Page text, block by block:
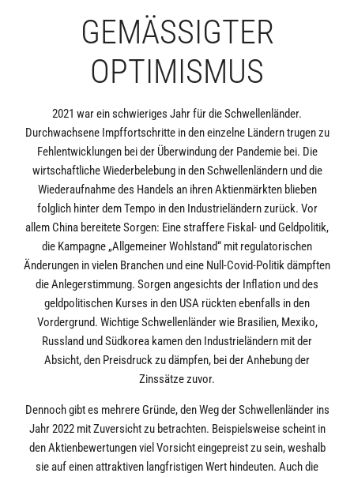
GEMÄSSIGTER O
PTIMISMUS
2021 war ein schwieriges Jahr für die Schwellenländer.
Durchwachsene Impffortschritte in den einzelne Ländern trugen zu
Fehlentwicklungen bei der Überwindung der Pandemie bei. Die
wirtschaftliche Wiederbelebung in den Schwellenländern und die
Wiederaufnahme des Handels an ihren Aktienmärkten blieben
folglich hinter dem Tempo in den Industrieländern zurück. Vor
allem China bereitete Sorgen: Eine straffere Fiskal- und Geldpolitik,
die Kampagne „Allgemeiner Wohlstand“ mit regulatorischen
Änderungen in vielen Branchen und eine Null-Covid-Politik dämpften
die Anlegerstimmung. Sorgen angesichts der Inflation und des
geldpolitischen Kurses in den USA rückten ebenfalls in den
Vordergrund. Wichtige Schwellenländer wie Brasilien, Mexiko,
Russland und Südkorea kamen den Industrieländern mit der
Absicht, den Preisdruck zu dämpfen, bei der Anhebung der
Zinssätze zuvor.
Dennoch gibt es mehrere Gründe, den Weg der Schwellenländer ins
Jahr 2022 mit Zuversicht zu betrachten. Beispielsweise scheint in
den Aktienbewertungen viel Vorsicht eingepreist zu sein, weshalb
sie auf einen attraktiven langfristigen Wert hindeuten. Auch die